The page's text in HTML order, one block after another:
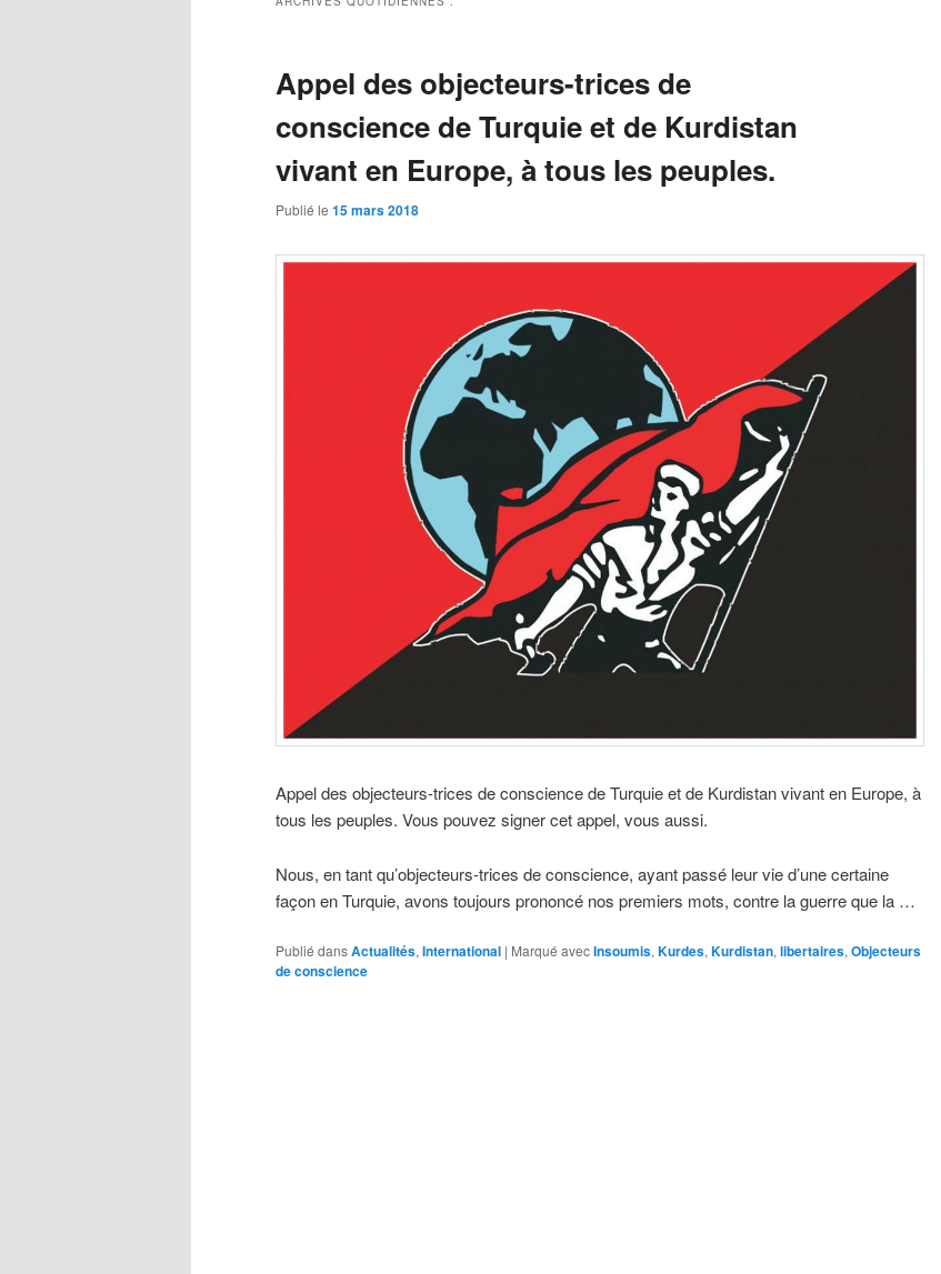
Appel des objecteurs-trices de
conscience de Turquie et de Kurdistan
vivant en Europe, à tous les peuples.
Publié le 15 mars 2018
Appel des objecteurs-trices de conscience de Turquie et de Kurdistan vivant en Europe, à
tous les peuples. Vous pouvez signer cet appel, vous aussi.
Nous, en tant qu’objecteurs-trices de conscience, ayant passé leur vie d’une certaine
façon en Turquie, avons toujours prononcé nos premiers mots, contre la guerre que la …
Publié dansActualités, International | Marqué avecInsoumis, Kurdes, Kurdistan, libertaires, Objecteurs
de conscience